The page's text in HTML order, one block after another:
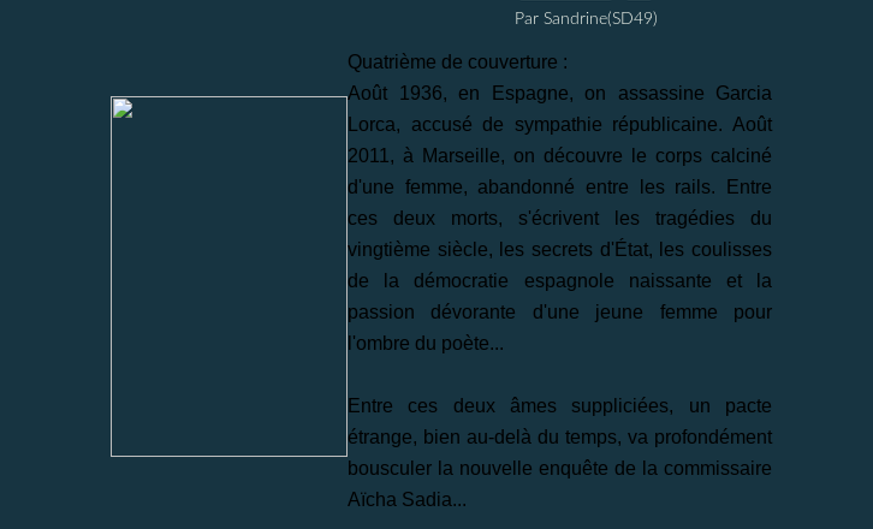
Par Sandrine(SD49)
Quatrième de couverture :
Août 1936, en Espagne, on assassine Garcia
Lorca, accusé de sympathie républicaine. Août
2011, à Marseille, on découvre le corps calciné
d'une femme, abandonné entre les rails. Entre
ces deux morts, s'écrivent les tragédies du
vingtième siècle, les secrets d'État, les coulisses
de la démocratie espagnole naissante et la
passion dévorante d'une jeune femme pour
l'ombre du poète...
Entre ces deux âmes suppliciées, un pacte
étrange, bien au-delà du temps, va profondément
bousculer la nouvelle enquête de la commissaire
Aïcha Sadia...